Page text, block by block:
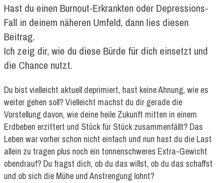
Hast du einen Burnout-Erkrankten oder Depressions-
Fall in deinem näheren Umfeld, dann lies diesen
Beitrag.
Ich zeig dir, wie du diese Bürde für dich einsetzt und
die Chance nutzt.
Du bist vielleicht aktuell deprimiert, hast keine Ahnung, wie es
weiter gehen soll? Vielleicht machst du dir gerade die
Vorstellung davon, wie deine heile Zukunft mitten in einem
Erdbeben erzittert und Stück für Stück zusammenfällt? Das
Leben war vorher schon nicht einfach und nun hast du die Last
allein zu tragen plus noch ein tonnenschweres Extra-Gewicht
obendrauf? Du fragst dich, ob du das willst, ob du das schaffst
und ob sich die Mühe und Anstrengung lohnt?